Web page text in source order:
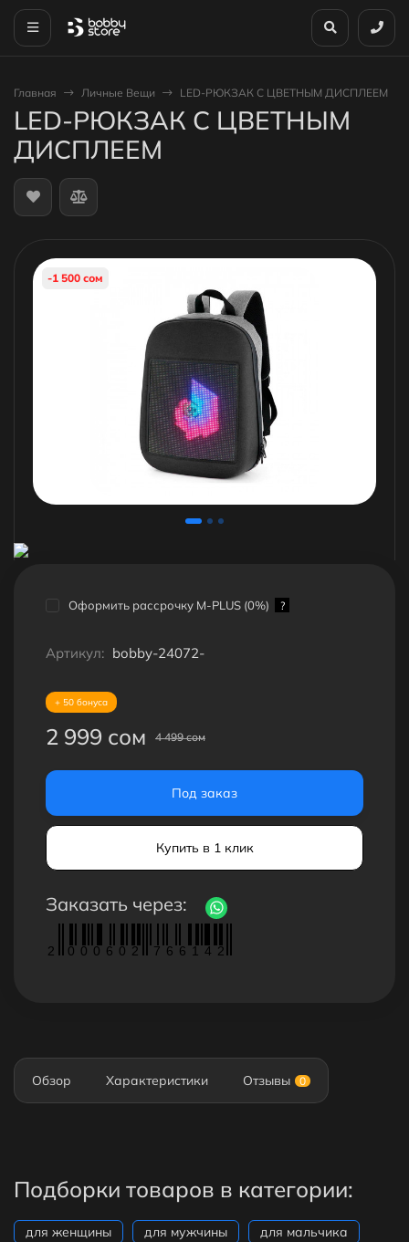
Главная Личные Вещи LED-РЮКЗАК С ЦВЕТНЫМ ДИСПЛЕЕМ
LED-РЮКЗАК С ЦВЕТНЫМ
ДИСПЛЕЕМ
-1 500 сом
Оформить рассрочку M-PLUS (0%) ?
Артикул: bobby-24072-
+ 50 бонуса
2 999 сом 4 499 сом
Под заказ
Купить в 1 клик
Заказать через:
2 0 0 0 6 0 2 7 6 6 1 4 2
Обзор Характеристики Отзывы 0
Подборки товаров в категории:
для женщины для мужчины
для мальчика